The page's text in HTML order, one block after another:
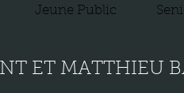
Jeune Public
ET MATTHIEU